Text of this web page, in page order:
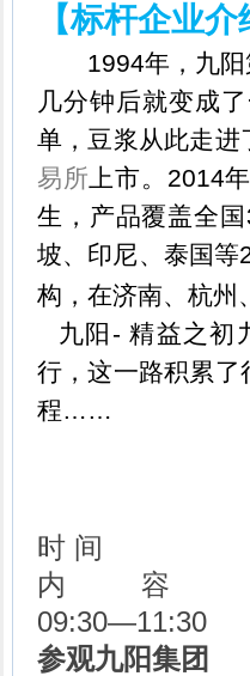
【标杆企业介
1994年，九
几分钟后就变成
单，豆浆从此走
易所 上市。2014
生，产品覆盖全
坡、印尼、泰国等
构，在济南、杭州
九阳- 精益之初
行，这一路积累了
程……
时 间
内 容
09:30—11:30
参观九阳集团